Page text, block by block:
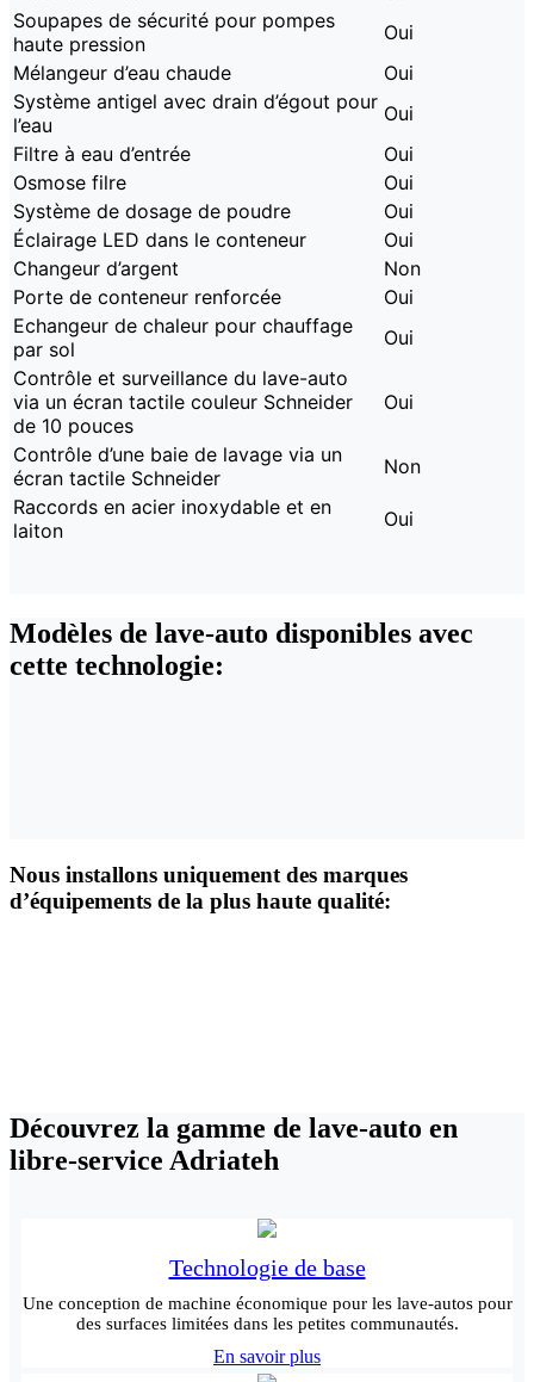
Soupapes de sécurité pour pompes
haute pression
Oui
Mélangeur d’eau chaude
Oui
Système antigel avec drain d’égout pour
l’eau
Oui
Filtre à eau d’entrée
Oui
Osmose filre
Oui
Système de dosage de poudre
Oui
Éclairage LED dans le conteneur
Oui
Changeur d’argent
Non
Porte de conteneur renforcée
Oui
Echangeur de chaleur pour chauffage
par sol
Oui
Contrôle et surveillance du lave-auto
via un écran tactile couleur Schneider
de 10 pouces
Oui
Contrôle d’une baie de lavage via un
écran tactile Schneider
Non
Raccords en acier inoxydable et en
laiton
Oui
Modèles de lave-auto disponibles avec
cette technologie:
Nous installons uniquement des marques
d’équipements de la plus haute qualité:
Découvrez la gamme de lave-auto en
libre-service Adriateh
Technologie de base
Une conception de machine économique pour les lave-autos pour
des surfaces limitées dans les petites communautés.
En savoir plus